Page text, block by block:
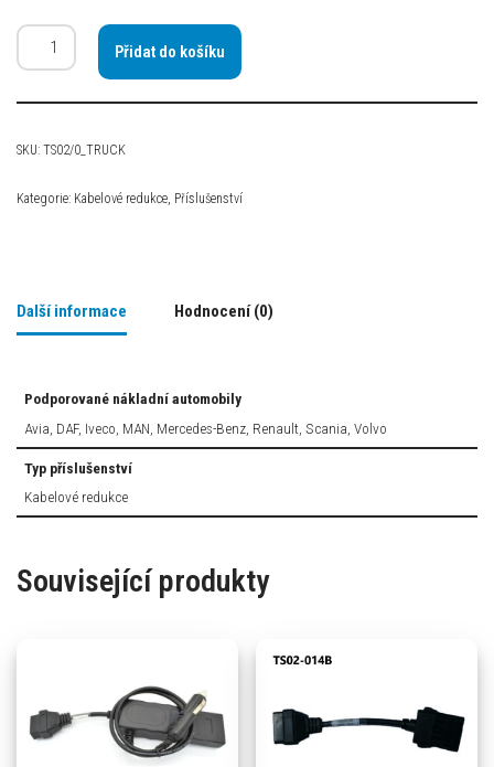
Přidat do košíku
SKU: TS02/0_TRUCK
Kategorie: Kabelové redukce, Příslušenství
Další informace Hodnocení (0)
Podporované nákladní automobily
Avia, DAF, Iveco, MAN, Mercedes-Benz, Renault, Scania, Volvo
Typ příslušenství
Kabelové redukce
Související produkty